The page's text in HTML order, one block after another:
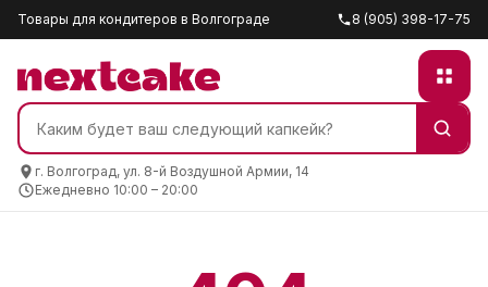
Товары для кондитеров в Волгограде 8 (905) 398-17-75
г. Волгоград, ул. 8-й Воздушной Армии, 14
Ежедневно 10:00 – 20:00